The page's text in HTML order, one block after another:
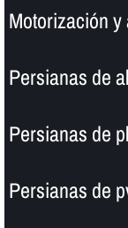
Motorización
Persianas de
Persianas de
Persianas de